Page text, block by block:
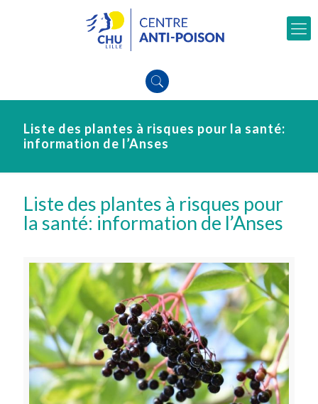
Liste des plantes à risques pour la santé:
information de l’Anses
Liste des plantes à risques pour
la santé: information de l’Anses